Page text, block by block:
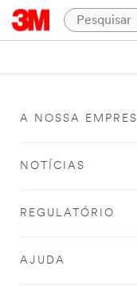
A NOSSA
NOTÍCIAS
REGULATÓRIO
AJUDA